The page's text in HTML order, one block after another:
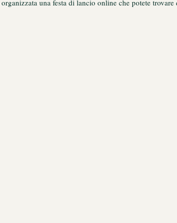
una festa di lancio online che potete